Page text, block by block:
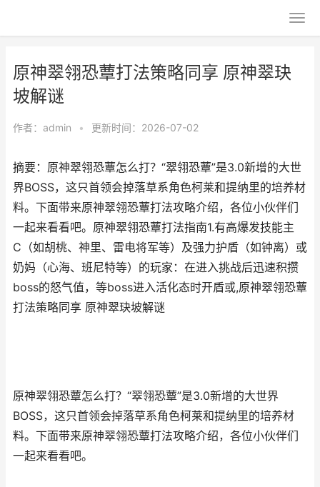
原神翠翎恐蕈打法策略同享 原神翠玦
坡解谜
作者： admin • 更新时间：2026-07-02
摘要：原神翠翎恐蕈怎么打？“翠翎恐蕈”是3.0新增的大世
界BOSS，这只首领会掉落草系角色柯莱和提纳里的培养材
料。下面带来原神翠翎恐蕈打法攻略介绍，各位小伙伴们
一起来看看吧。原神翠翎恐蕈打法指南1.有高爆发技能主
C（如胡桃、神里、雷电将军等）及强力护盾（如钟离）或
奶妈（心海、班尼特等）的玩家：在进入挑战后迅速积攒
boss的怒气值，等boss进入活化态时开盾或,原神翠翎恐蕈
打法策略同享 原神翠玦坡解谜
原神翠翎恐蕈怎么打？“翠翎恐蕈”是3.0新增的大世界
BOSS，这只首领会掉落草系角色柯莱和提纳里的培养材
料。下面带来原神翠翎恐蕈打法攻略介绍，各位小伙伴们
一起来看看吧。